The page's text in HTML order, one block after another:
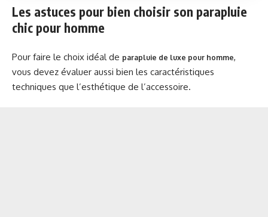
Les astuces pour bien choisir son parapluie
chic pour homme
Pour faire le choix idéal de parapluie de luxe pour homme,
vous devez évaluer aussi bien les caractéristiques
techniques que l’esthétique de l’accessoire.